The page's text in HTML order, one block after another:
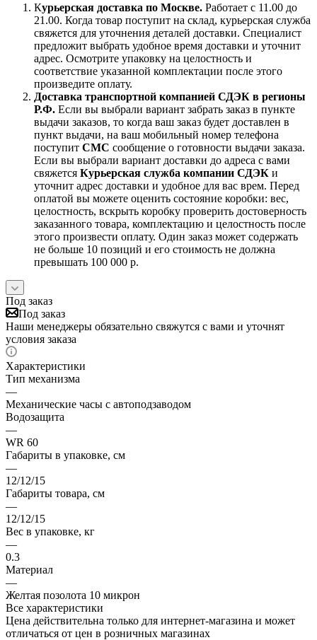
Курьерская доставка по Москве. Работает с 11.00 до
21.00. Когда товар поступит на склад, курьерская служба
свяжется для уточнения деталей доставки. Специалист
предложит выбрать удобное время доставки и уточнит
адрес. Осмотрите упаковку на целостность и
соответствие указанной комплектации после этого
произведите оплату.
Доставка транспортной компанией СДЭК в регионы
Р.Ф. Если вы выбрали вариант забрать заказ в пункте
выдачи заказов, то когда ваш заказ будет доставлен в
пункт выдачи, на ваш мобильный номер телефона
поступит СМС сообщение о готовности выдачи заказа.
Если вы выбрали вариант доставки до адреса с вами
свяжется Курьерская служба компании СДЭК и
уточнит адрес доставки и удобное для вас врем. Перед
оплатой вы можете оценить состояние коробки: вес,
целостность, вскрыть коробку проверить достоверность
заказанного товара, комплектацию и целостность после
этого произвести оплату. Один заказ может содержать
не больше 10 позиций и его стоимость не должна
превышать 100 000 р.
Под заказ
Под заказ
Наши менеджеры обязательно свяжутся с вами и уточнят
условия заказа
Характеристики
Тип механизма
—
Механические часы с автоподзаводом
Водозащита
—
WR 60
Габариты в упаковке, см
—
12/12/15
Габариты товара, см
—
12/12/15
Вес в упаковке, кг
—
0.3
Материал
—
Желтая позолота 10 микрон
Все характеристики
Цена действительна только для интернет-магазина и может
отличаться от цен в розничных магазинах